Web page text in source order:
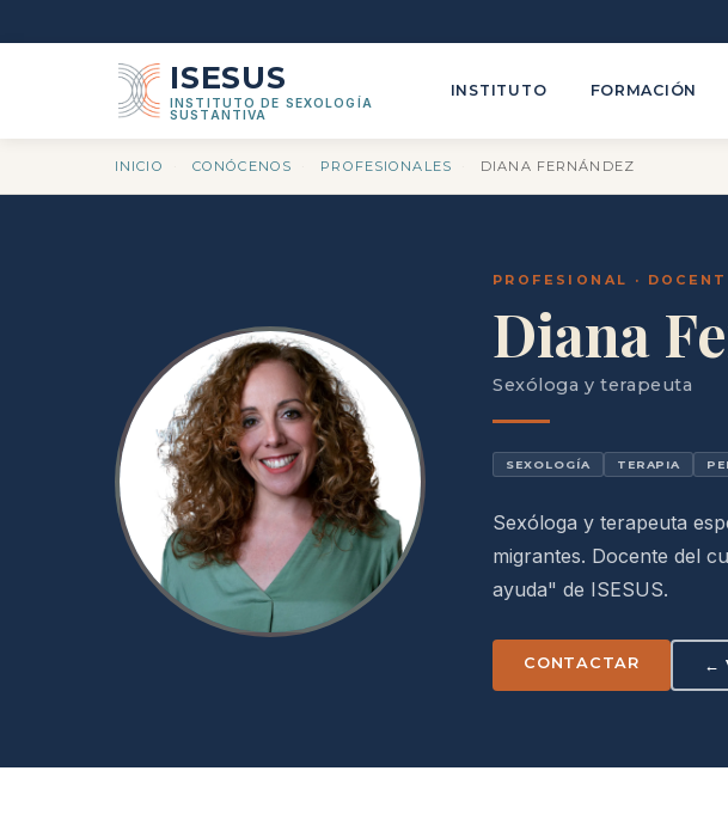
ISESUS
INSTITUTO DE SEXOLOGÍA
SUSTANTIVA
INSTITUTO FORMACIÓN
INICIO CONÓCENOS PROFESIONALES DIANA FERNÁNDEZ
PROFESIONAL ·
Diana
Sexóloga y terapeuta
SEXOLOGÍA TERAPIA
Sexóloga y terapeuta
migrantes. Docente del
ayuda" de ISESUS.
CONTACTAR ←